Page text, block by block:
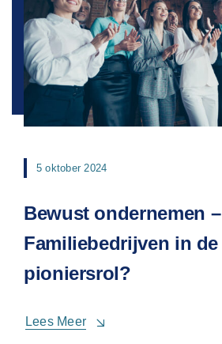
5 oktober 2024
Bewust ondernemen –
Familiebedrijven in de
pioniersrol?
Lees Meer